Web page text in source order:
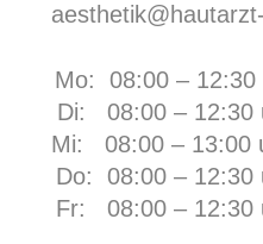
Mo: 08:00 – 12:30
Di: 08:00 – 12:30
Mi: 08:00 – 13:00
Do: 08:00 – 12:30
Fr: 08:00 – 12:30